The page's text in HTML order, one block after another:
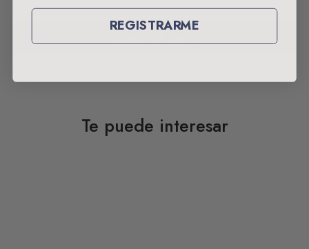
Te puede interesar
REGISTRARME